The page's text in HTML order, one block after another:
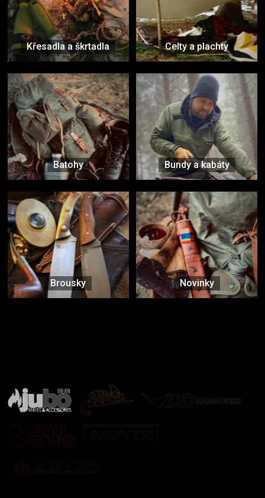
Křesadla a škrtadla Celty a plachty
Batohy Bundy a kabáty
Brousky Novinky